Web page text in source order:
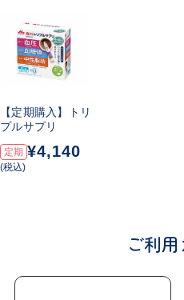
何も対策を始められていな
体に変化が起きている
年齢とともに、ま
【定期購入】トリ
プルサプリ
定期 ¥4,140
(税込)
ご利